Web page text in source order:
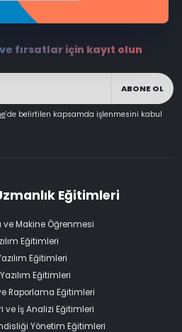
fırsatlar için kayıt olun
ABONE OL
'de belirtilen kapsamda işlenmesini kabul
Eğitimleri
ve Makine Öğrenmesi
Eğitimleri
Eğitimleri
Eğitimleri
Raporlama Eğitimleri
ve İş Analizi Eğitimleri
Yönetim Eğitimleri